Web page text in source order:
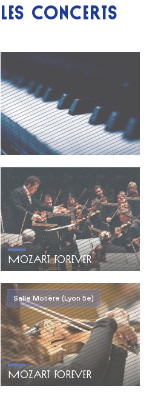
LES CONCERTS
MOZART FOREVER
Salle Molière (Lyon 5e)
MOZART FOREVER